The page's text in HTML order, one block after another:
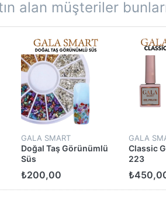
alan müşteriler
GALA SMART
Doğal Taş Görünümlü
Süs
₺200,00
GALA
Classic
223